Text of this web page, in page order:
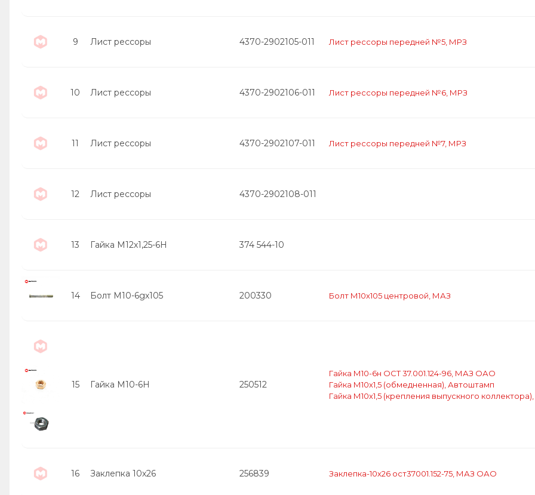
9 Лист рессоры 4370-2902105-011 Лист рессоры передней №5, МРЗ
10 Лист рессоры 4370-2902106-011 Лист рессоры передней №6, МРЗ
11 Лист рессоры 4370-2902107-011 Лист рессоры передней №7, МРЗ
12 Лист рессоры 4370-2902108-011
13 Гайка М12х1,25-6Н 374 544-10
14 Болт М10-6gх105 200330 Болт М10х105 центровой, МАЗ
15 Гайка М10-6Н 250512
Гайка М10-6н ОСТ 37.001.124-96, МАЗ ОАО
Гайка М10х1,5 (обмедненная), Автоштамп
Гайка М10х1,5 (крепления выпускного
16 Заклепка 10х26 256839 Заклепка-10х26 ост37001.152-75, МАЗ ОАО